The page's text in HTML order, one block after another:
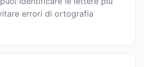
errori di ortografia